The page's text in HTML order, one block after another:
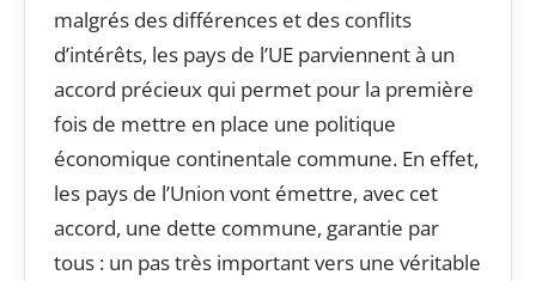
malgrés des différences et des conflits
d’intérêts, les pays de l’UE parviennent à un
accord précieux qui permet pour la première
fois de mettre en place une politique
économique continentale commune. En effet,
les pays de l’Union vont émettre, avec cet
accord, une dette commune, garantie par
tous : un pas très important vers une véritable